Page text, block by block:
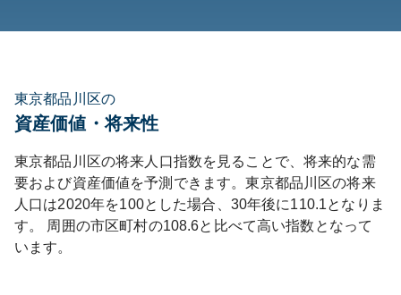
東京都品川区の
資産価値・将来性
東京都品川区の将来人口指数を見ることで、将来的な需
要および資産価値を予測できます。東京都品川区の将来
人口は2020年を100とした場合、30年後に110.1となりま
す。
周囲の市区町村の108.6と比べて高い指数となって
います。